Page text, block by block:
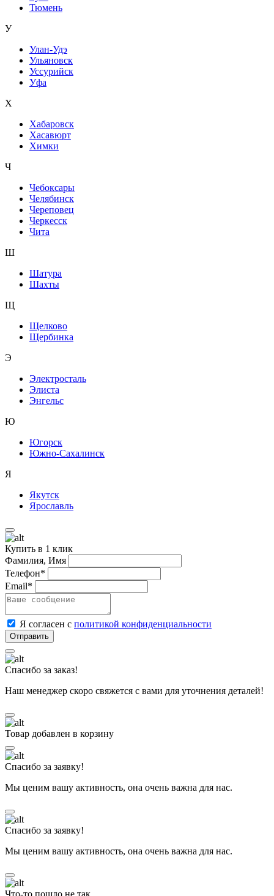
Тюмень
У
Улан-Удэ
Ульяновск
Уссурийск
Уфа
Х
Хабаровск
Хасавюрт
Химки
Ч
Чебоксары
Челябинск
Череповец
Черкесск
Чита
Ш
Шатура
Шахты
Щ
Щелково
Щербинка
Э
Электросталь
Элиста
Энгельс
Ю
Югорск
Южно-Сахалинск
Я
Якутск
Ярославль
Купить в 1 клик
Фамилия, Имя
Телефон*
Email*
Я согласен с политикой конфиденциальности
Спасибо за заказ!
Наш менеджер скоро свяжется с вами для уточнения деталей!
Товар добавлен в корзину
Спасибо за заявку!
Мы ценим вашу активность, она очень важна для нас.
Спасибо за заявку!
Мы ценим вашу активность, она очень важна для нас.
Что-то пошло не так...